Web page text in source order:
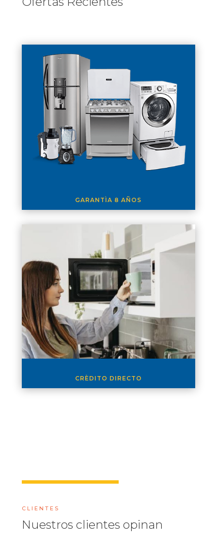
GARANTÌA 8 AÑOS
CRÈDITO DIRECTO
CLIENTES
Nuestros clientes opinan